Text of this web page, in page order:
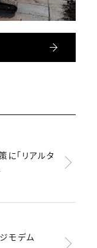
「リアルタ
モデム